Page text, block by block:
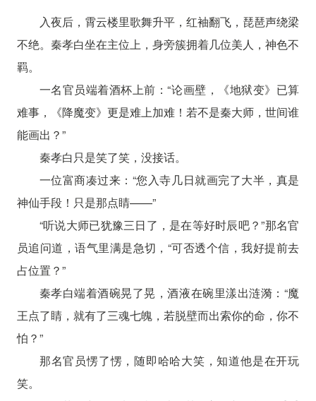
入夜后，霄云楼里歌舞升平，红袖翻飞，琵琶声绕梁
不绝。秦孝白坐在主位上，身旁簇拥着几位美人，神色不
羁。
一名官员端着酒杯上前：“论画壁，《地狱变》已算
难事，《降魔变》更是难上加难！若不是秦大师，世间谁
能画出？”
秦孝白只是笑了笑，没接话。
一位富商凑过来：“您入寺几日就画完了大半，真是
神仙手段！只是那点睛——”
“听说大师已犹豫三日了，是在等好时辰吧？”那名官
员追问道，语气里满是急切，“可否透个信，我好提前去
占位置？”
秦孝白端着酒碗晃了晃，酒液在碗里漾出涟漪：“魔
王点了睛，就有了三魂七魄，若脱壁而出索你的命，你不
怕？”
那名官员愣了愣，随即哈哈大笑，知道他是在开玩
笑。